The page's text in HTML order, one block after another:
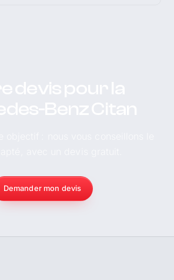
Demander mon devis